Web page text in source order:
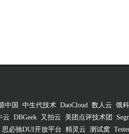
中国 中生代技术 DaoCloud 数人云 饿
云 DBGeek 又拍云 美团点评技术团
思必驰DUI开放平台 精灵云 测试窝